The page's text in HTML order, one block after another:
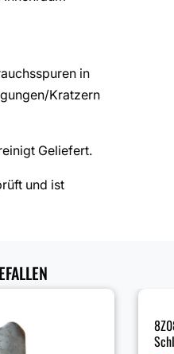
in
Kratzern
Geliefert.
und ist